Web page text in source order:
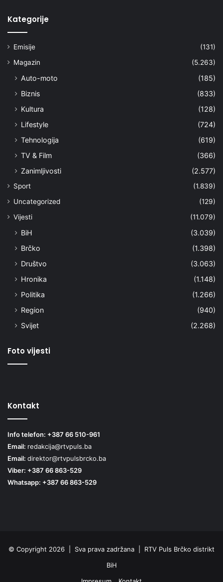
Kategorije
Emisije
(131)
Magazin
(5.263)
Auto-moto
(185)
Biznis
(833)
Kultura
(128)
Lifestyle
(724)
Tehnologija
(619)
TV & Film
(366)
Zanimljivosti
(2.577)
Sport
(1.839)
Uncategorized
(129)
Vijesti
(11.079)
BiH
(3.039)
Brčko
(1.398)
Društvo
(3.063)
Hronika
(1.148)
Politika
(1.266)
Region
(940)
Svijet
(2.268)
Foto vijesti
Kontakt
Info telefon: +387 66 510-961
Email: redakcija@rtvpuls.ba
Email: direktor@rtvpulsbrcko.ba
Viber: +387 66 863-529
Whatsapp: +387 66 863-529
© Copyright 2026 | Sva prava zadržana | RTV Puls Brčko distrikt
BiH